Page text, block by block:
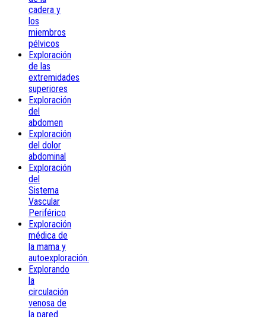
cadera y
los
miembros
pélvicos
Exploración
de las
extremidades
superiores
Exploración
del
abdomen
Exploración
del dolor
abdominal
Exploración
del
Sistema
Vascular
Periférico
Exploración
médica de
la mama y
autoexploración.
Explorando
la
circulación
venosa de
la pared